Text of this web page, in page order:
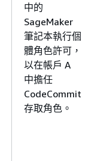
中的
SageMaker
筆記本執行個
體角色許可，
以在帳戶 A
中擔任
CodeCommit
存取角色。